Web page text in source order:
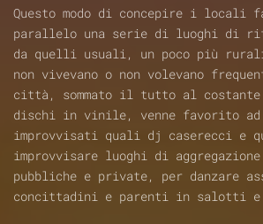
Questo modo di concepire i locali
parallelo una serie di luoghi di
da quelli usuali, un poco più rurali
non vivevano o non volevano
città, sommato il tutto al costante
dischi in vinile, venne favorito
improvvisati quali dj caserecci e
improvvisare luoghi di
pubbliche e private, per danzare
concittadini e parenti in salotti e